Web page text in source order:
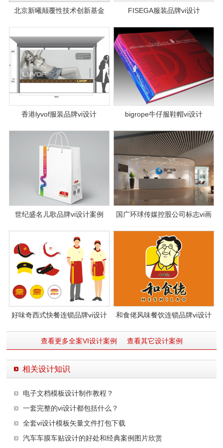
北京新曦颠覆性技术创新基金
FISEGA服装品牌vi设计
香港lyvof服装品牌vi设计 bigrope牛仔服鞋帽vi设计
世纪盛名儿歌品牌vi设计案例
国广环球传媒控股公司标志vi画
好味奇西式快餐连锁品牌vi设计 和食佬风味餐饮连锁品牌vi设计
查看更多全案VI设计案例 查看其它设计案例
相关设计知识
电子文档模板设计制作教程？
一套完整的vi设计都包括什么？
全套vi设计模板矢量文件打包下载
汽车车膜车贴设计的好处和经典案例图片欣赏